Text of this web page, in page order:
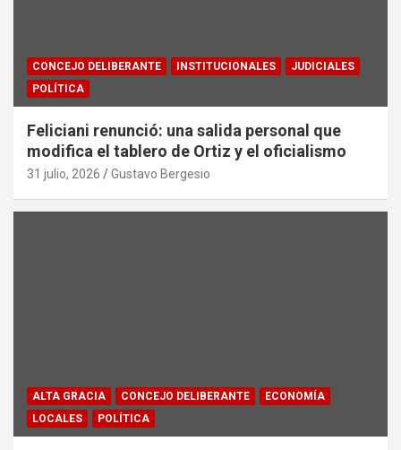
CONCEJO DELIBERANTE INSTITUCIONALES
JUDICIALES
POLÍTICA
Feliciani renunció: una salida personal que
modifica el tablero de Ortiz y el oficialismo
31 julio, 2026 Gustavo Bergesio
ALTA GRACIA CONCEJO DELIBERANTE
ECONOMÍA
LOCALES
POLÍTICA